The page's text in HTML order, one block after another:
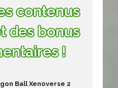
contenus
des bonus
!
Ball Xenoverse 2